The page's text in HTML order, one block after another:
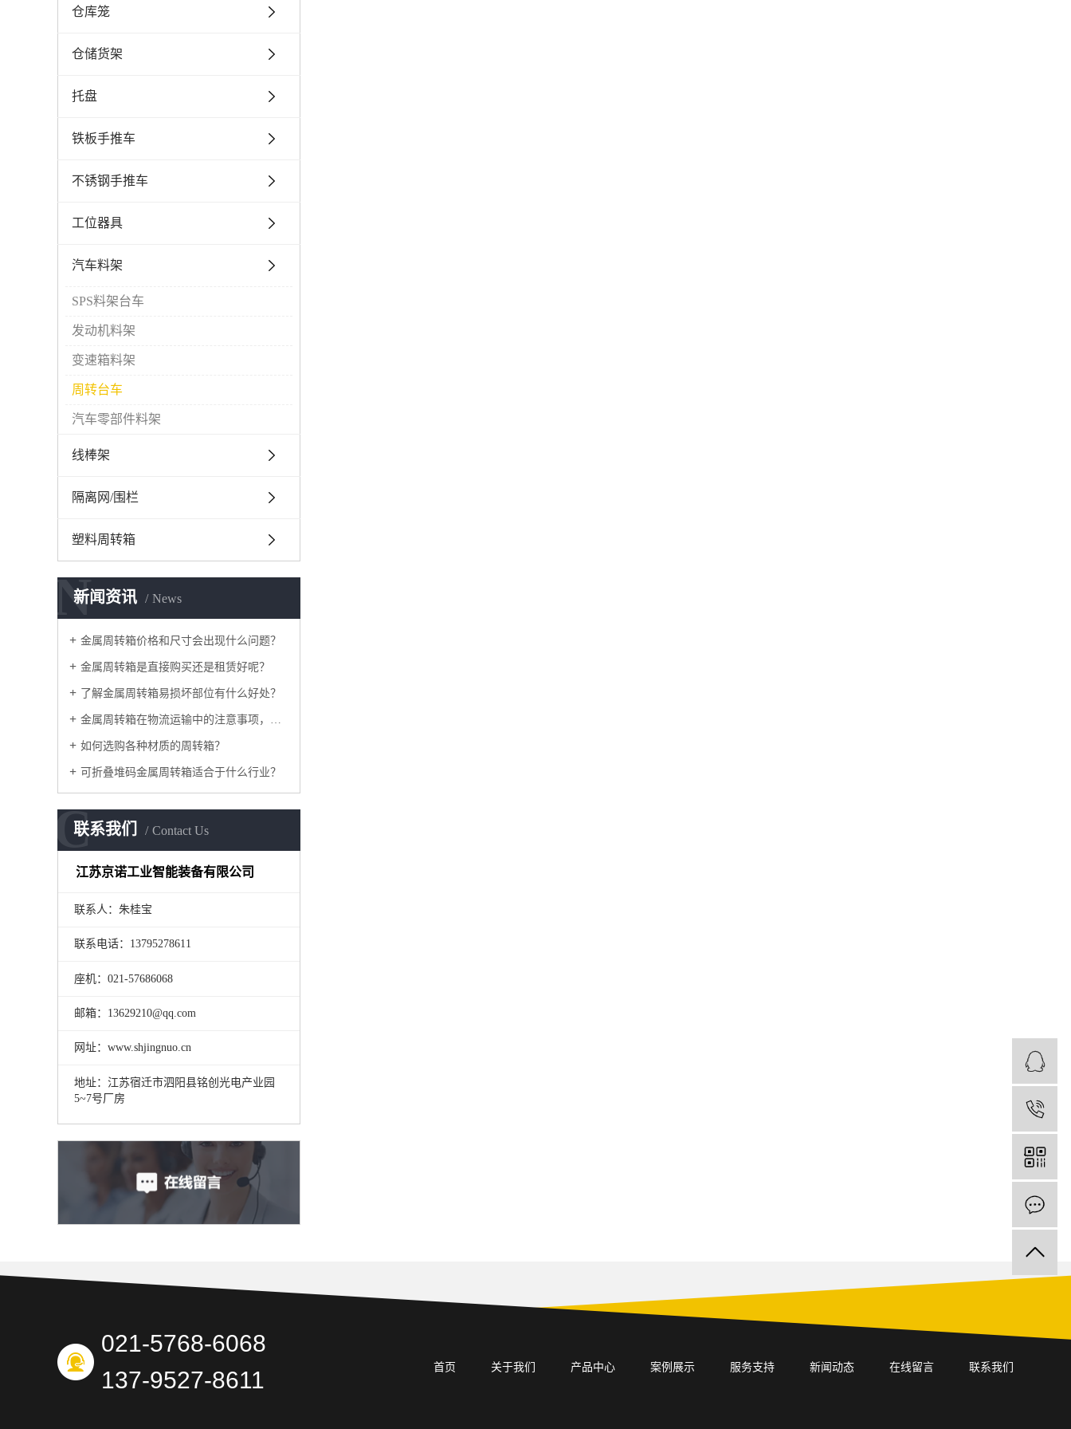
仓库笼
仓储货架
托盘
铁板手推车
不锈钢手推车
工位器具
汽车料架
SPS料架台车
发动机料架
变速箱料架
周转台车
汽车零部件料架
线棒架
隔离网/围栏
塑料周转箱
新闻资讯 News
N
金属周转箱价格和尺寸会出现什么问题？
金属周转箱是直接购买还是租赁好呢？
了解金属周转箱易损坏部位有什么好处？
金属周转箱在物流运输中的注意事项，如何采购？
如何选购各种材质的周转箱？
可折叠堆码金属周转箱适合于什么行业？
联系我们 Contact Us
C
江苏京诺工业智能装备有限公司
联系人：朱桂宝
联系电话：13795278611
座机：021-57686068
邮箱：13629210@qq.com
网址：www.shjingnuo.cn
地址：江苏宿迁市泗阳县铭创光电产业园
5~7号厂房
021-5768-6068
137-9527-8611
首页 关于我们 产品中心 案例展示 服务支持 新闻动态 在线留言 联系我们